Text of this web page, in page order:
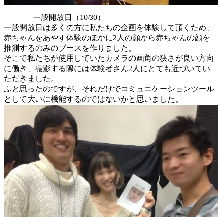
———– 一般開放日（10/30）———–
一般開放日は多くの方に私たちの企画を体験して頂くため、
赤ちゃんをあやす体験のほかに2人の顔から赤ちゃんの顔を
推測するのみのブースを作りました。
そこで私たちが使用していたカメラの画角の狭さが良い方向
に働き、撮影する際には体験者さん2人にとても近づいてい
ただきました。
ふと思ったのですが、それだけでコミュニケーションツール
として大いに機能するのではないかと思いました。